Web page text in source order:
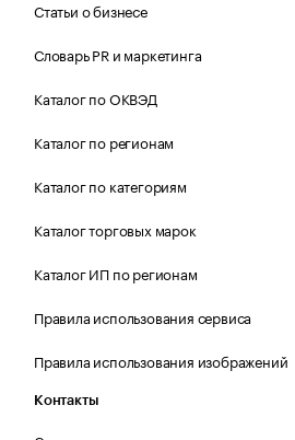
Статьи о бизнесе
Словарь PR и маркетинга
Каталог по ОКВЭД
Каталог по регионам
Каталог по категориям
Каталог торговых марок
Каталог ИП по регионам
Правила использования сервиса
Правила использования изображений
Контакты